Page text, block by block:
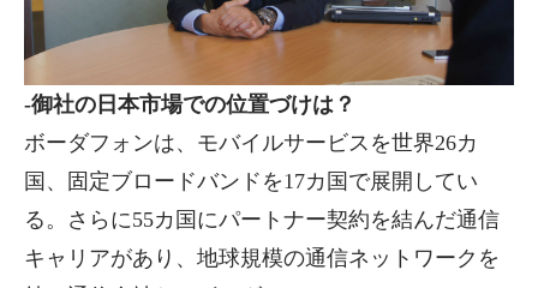
-御社の日本市場での位置づけは？
ボーダフォンは、モバイルサービスを世界26カ
国、固定ブロードバンドを17カ国で展開してい
る。さらに55カ国にパートナー契約を結んだ通信
キャリアがあり、地球規模の通信ネットワークを